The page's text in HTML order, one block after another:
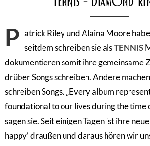
P atrick Riley und Alaina Moore
seitdem schreiben sie alsTENNIS
dokumentieren somit ihre gemeinsame
drüber Songs schreiben. Andere
schreiben Songs. „Every album
foundational to our lives during the time
sagen sie. Seit einigen Tagen ist ihre neue
happy‘ draußen und daraus hören wir